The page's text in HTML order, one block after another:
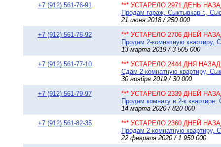
+7 (912) 561-76-91
*** УСТАРЕЛО 2971 ДЕНЬ
Продам гараж, Сыктывкар г.,
21 июня 2018 / 250 000
+7 (912) 561-76-92
*** УСТАРЕЛО 2706 ДНЕЙ
Продам 2-комнатную квартиру,
13 марта 2019 / 3 505 000
+7 (912) 561-77-10
*** УСТАРЕЛО 2444 ДНЯ НАЗАД
Сдам 2-комнатную квартиру,
30 ноября 2019 / 30 000
+7 (912) 561-79-97
*** УСТАРЕЛО 2339 ДНЕЙ
Продам комнату в 2-к
14 марта 2020 / 820 000
+7 (912) 561-82-35
*** УСТАРЕЛО 2360 ДНЕЙ
Продам 2-комнатную квартиру,
22 февраля 2020 / 1 950 000